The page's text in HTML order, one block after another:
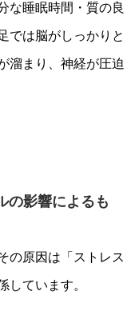
な睡眠時間・質の良
では脳がしっかりと
溜まり、神経が圧迫
の影響によるも
の原因は「ストレス
しています。